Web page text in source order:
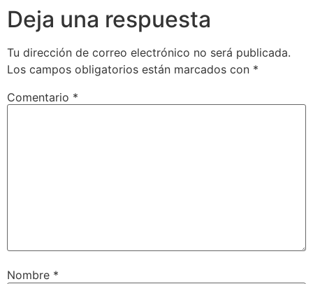
Deja una respuesta
Tu dirección de correo electrónico no será publicada.
Los campos obligatorios están marcados con *
Comentario *
Nombre *